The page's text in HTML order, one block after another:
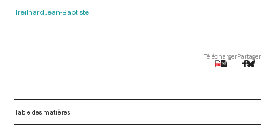
Treilhard Jean-Baptiste
TéléchargerPartager
Table des matières